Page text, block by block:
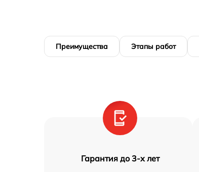
Преимущества Этапы работ
Гарантия до 3-х лет